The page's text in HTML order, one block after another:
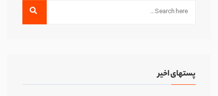
پستهای اخیر